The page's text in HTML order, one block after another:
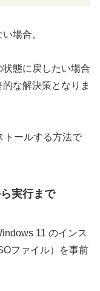
場合。
態に戻したい場合
な解決策となりま
トールする方法で
実行まで
11 のインス
ファイル）を事前